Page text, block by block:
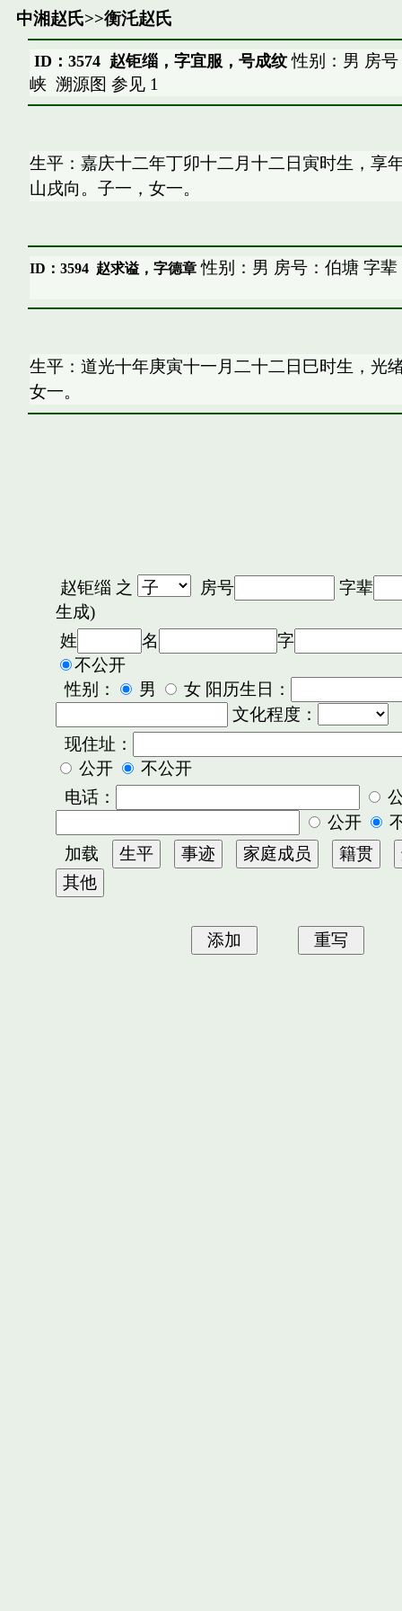
中湘赵氏>>衡汑赵氏
ID：3574 赵钜缁，字宜服，号成纹性别：男 房
峡 溯源图 参见 1
生平：嘉庆十二年丁卯十二月十二日寅时生，享
山戌向。子一，女一。
ID：3594 赵求谥，字德章性别：男 房号：伯塘 字辈
生平：道光十年庚寅十一月二十二日巳时生，光
女一。
赵钜缁 之 房号
字辈
生成)
姓
名
字
不公开
性别：
男
女 阳历生日：
文化程度：
现住址：
公开
不公开
电话：
公开
加载